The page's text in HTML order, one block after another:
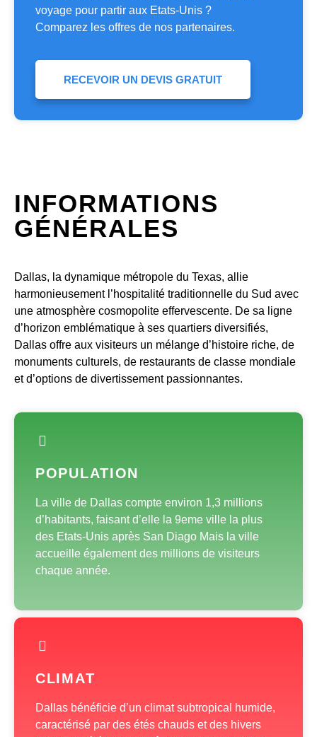
voyage pour partir aux Etats-Unis ?
Comparez les offres de nos partenaires.
RECEVOIR UN DEVIS GRATUIT
INFORMATIONS
GÉNÉRALES
Dallas, la dynamique métropole du Texas, allie
harmonieusement l’hospitalité traditionnelle du Sud avec
une atmosphère cosmopolite effervescente. De sa ligne
d’horizon emblématique à ses quartiers diversifiés,
Dallas offre aux visiteurs un mélange d’histoire riche, de
monuments culturels, de restaurants de classe mondiale
et d’options de divertissement passionnantes.
POPULATION
La ville de Dallas compte environ 1,3 millions
d’habitants, faisant d’elle la 9eme ville la plus
des Etats-Unis après San Diago Mais la ville
accueille également des millions de visiteurs
chaque année.
CLIMAT
Dallas bénéficie d’un climat subtropical humide,
caractérisé par des étés chauds et des hivers